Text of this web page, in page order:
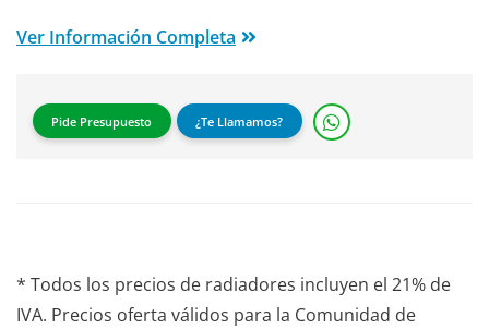
Ver Información Completa
Pide Presupuesto ¿Te Llamamos?
* Todos los precios de radiadores incluyen el 21% de
IVA. Precios oferta válidos para la Comunidad de